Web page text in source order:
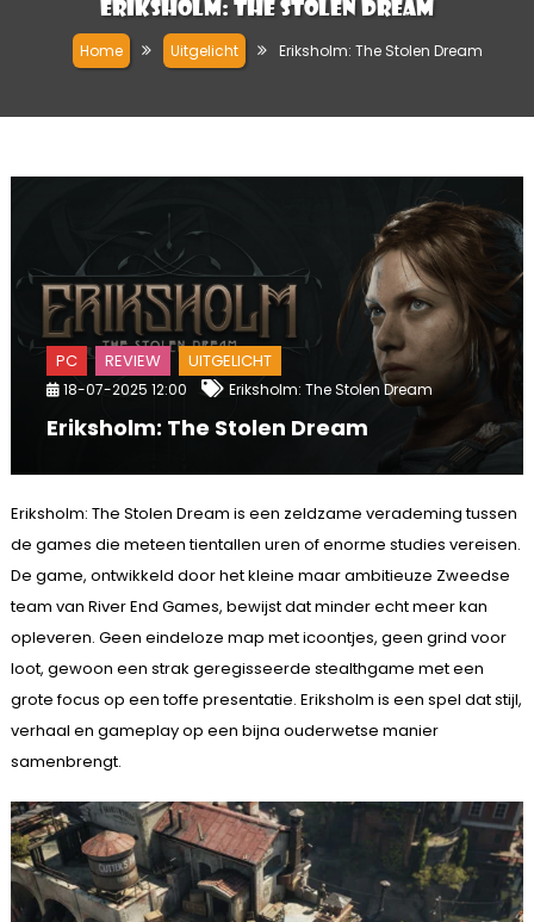
Eriksholm: The Stolen Dream
Home Uitgelicht Eriksholm: The Stolen Dream
PC REVIEW UITGELICHT
18-07-2025 12:00 Eriksholm: The Stolen Dream
Eriksholm: The Stolen Dream
Eriksholm: The Stolen Dream is een zeldzame verademing tussen
de games die meteen tientallen uren of enorme studies vereisen.
De game, ontwikkeld door het kleine maar ambitieuze Zweedse
team van River End Games, bewijst dat minder echt meer kan
opleveren. Geen eindeloze map met icoontjes, geen grind voor
loot, gewoon een strak geregisseerde stealthgame met een
grote focus op een toffe presentatie. Eriksholm is een spel dat stijl,
verhaal en gameplay op een bijna ouderwetse manier
samenbrengt.